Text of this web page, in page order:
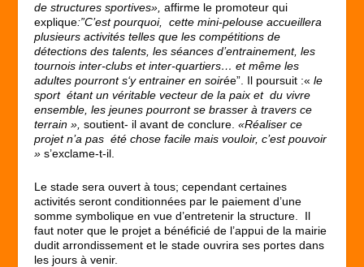
de structures sportives»,affirme le promoteur qui
explique:”C’est pourquoi, cette mini-pelouse accueillera
plusieurs activités telles que les compétitions de
détections des talents, les séances d’entrainement, les
tournois inter-clubs et inter-quartiers… et même les
adultes pourront s‘y entrainer en soirée”. Il poursuit :« le
sport étant un véritable vecteur de la paix et du vivre
ensemble, les jeunes pourront se brasser à travers ce
terrain »,soutient- il avant de conclure.«Réaliser ce
projet n’a pas été chose facile mais vouloir, c’est pouvoir
» s’exclame-t-il.
Le stade sera ouvert à tous; cependant certaines
activités seront conditionnées par le paiement d’une
somme symbolique en vue d’entretenir la structure. Il
faut noter que le projet a bénéficié de l’appui de la mairie
dudit arrondissement et le stade ouvrira ses portes dans
les jours à venir.